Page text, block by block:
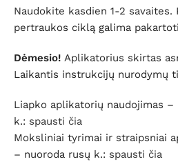
Naudokite kasdien 1-2 savaites.
pertraukos ciklą galima
Dėmesio! Aplikatorius skirtas
Laikantis instrukcijų nurodymų
Liapko aplikatorių naudojimas –
k.: spausti čia
Moksliniai tyrimai ir straipsniai
– nuoroda rusų k.: spausti čia